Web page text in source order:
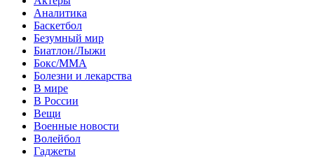
Аналитика
Баскетбол
Безумный мир
Биатлон/Лыжи
Бокс/MMA
Болезни и лекарства
В мире
В России
Вещи
Военные новости
Волейбол
Гаджеты